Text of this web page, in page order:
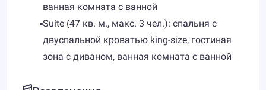
ванная комната с ванной
Suite (47 кв. м., макс. 3 чел.): спальня с
двуспальной кроватью king-size, гостиная
зона с диваном, ванная комната с ванной